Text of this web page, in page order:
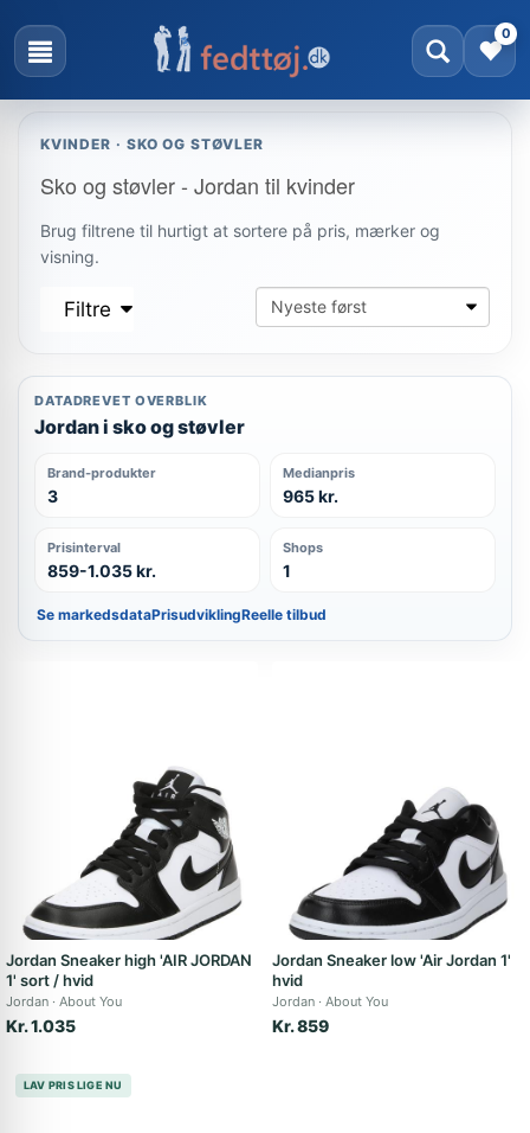
0
KVINDER · SKO OG STØVLER
Sko og støvler - Jordan til kvinder
Brug filtrene til hurtigt at sortere på pris, mærker og
visning.
Filtre
DATADREVET OVERBLIK
Jordan i sko og støvler
Brand-produkter
3
Medianpris
965 kr.
Prisinterval
859-1.035 kr.
Shops
1
Se markedsdataPrisudviklingReelle tilbud
Jordan Sneaker high 'AIR JORDAN
1' sort / hvid
Jordan About You
Kr. 1.035
Jordan Sneaker low 'Air Jordan 1'
hvid
Jordan About You
Kr. 859
LAV PRIS LIGE NU